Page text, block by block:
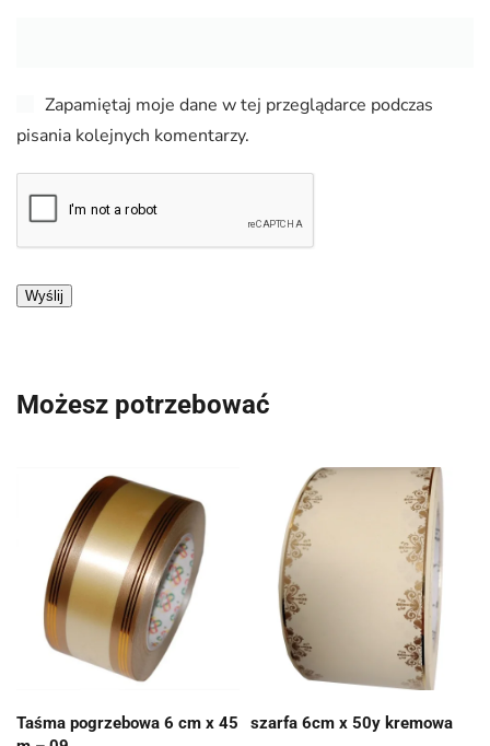
Zapamiętaj moje dane w tej przeglądarce podczas
pisania kolejnych komentarzy.
Możesz potrzebować
Taśma pogrzebowa 6 cm x 45
szarfa 6cm x 50y kremowa